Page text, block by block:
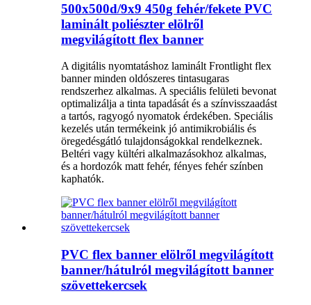
500x500d/9x9 450g fehér/fekete PVC
laminált poliészter elölről
megvilágított flex banner
A digitális nyomtatáshoz laminált Frontlight flex
banner minden oldószeres tintasugaras
rendszerhez alkalmas. A speciális felületi bevonat
optimalizálja a tinta tapadását és a színvisszaadást
a tartós, ragyogó nyomatok érdekében. Speciális
kezelés után termékeink jó antimikrobiális és
öregedésgátló tulajdonságokkal rendelkeznek.
Beltéri vagy kültéri alkalmazásokhoz alkalmas,
és a hordozók matt fehér, fényes fehér színben
kaphatók.
PVC flex banner elölről megvilágított
banner/hátulról megvilágított banner
szövettekercsek